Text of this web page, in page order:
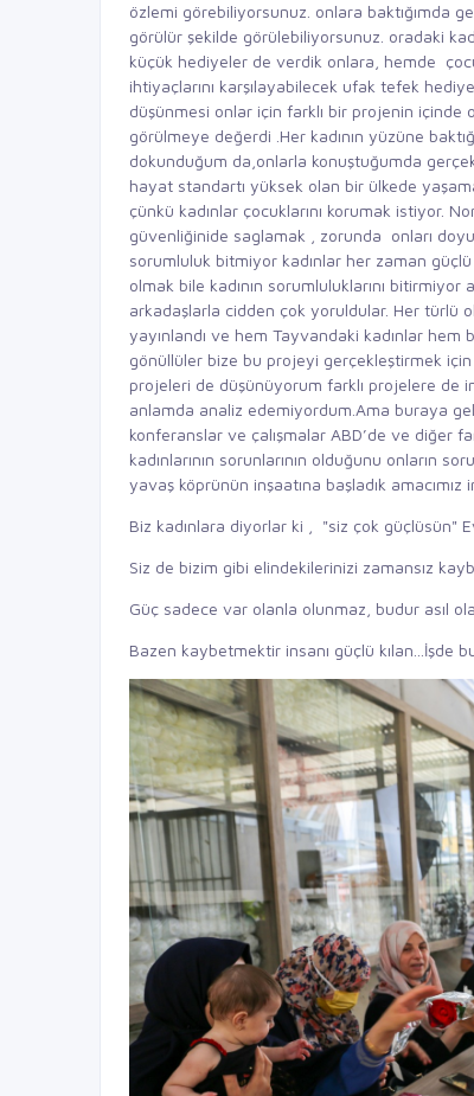
özlemi görebiliyorsunuz. onlara baktığımda
görülür şekilde görülebiliyorsunuz. oradaki
küçük hediyeler de verdik onlara, hemde
ihtiyaçlarını karşılayabilecek ufak tefek
düşünmesi onlar için farklı bir projenin içinde
görülmeye değerdi .Her kadının yüzüne
dokunduğum da,onlarla konuştuğumda
hayat standartı yüksek olan bir ülkede
çünkü kadınlar çocuklarını korumak istiyor.
güvenliğinide saglamak , zorunda onları
sorumluluk bitmiyor kadınlar her zaman
olmak bile kadının sorumluluklarını
arkadaşlarla cidden çok yoruldular. Her türlü
yayınlandı ve hem Tayvandaki kadınlar
gönüllüler bize bu projeyi gerçekleştirmek
projeleri de düşünüyorum farklı projelere de
anlamda analiz edemiyordum.Ama buraya
konferanslar ve çalışmalar ABD’de ve diğer
kadınlarının sorunlarının olduğunu onların
yavaş köprünün inşaatına başladık
Biz kadınlara diyorlar ki , "siz çok güçlüsün"
Siz de bizim gibi elindekilerinizi zamansız
Güç sadece var olanla olunmaz, budur asıl
Bazen kaybetmektir insanı güçlü kılan...İşde